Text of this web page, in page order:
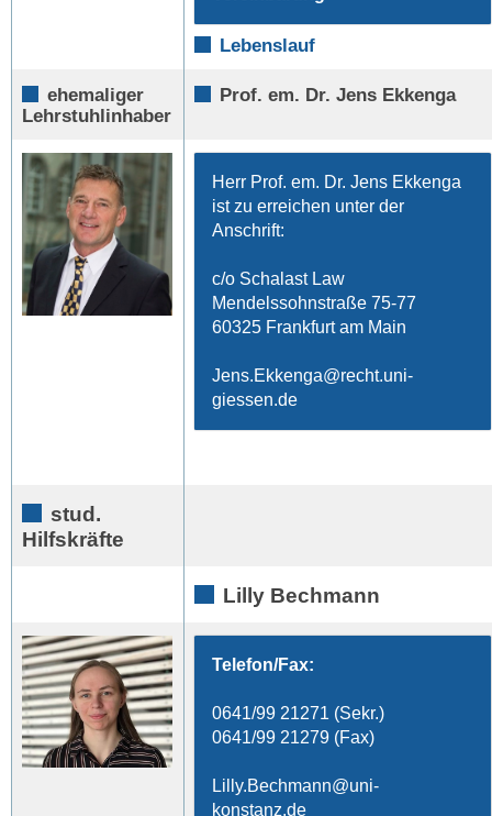
Lebenslauf
ehemaliger
Lehrstuhlinhaber
Prof. em. Dr. Jens Ekkenga
Herr Prof. em. Dr. Jens Ekkenga
ist zu erreichen unter der
Anschrift:
c/o Schalast Law
Mendelssohnstraße 75-77
60325 Frankfurt am Main
Jens.Ekkenga
stud.
Hilfskräfte
Lilly Bechmann
Telefon/Fax:
0641/99 21271 (Sekr.)
0641/99 21279 (Fax)
Lilly.Bechmann